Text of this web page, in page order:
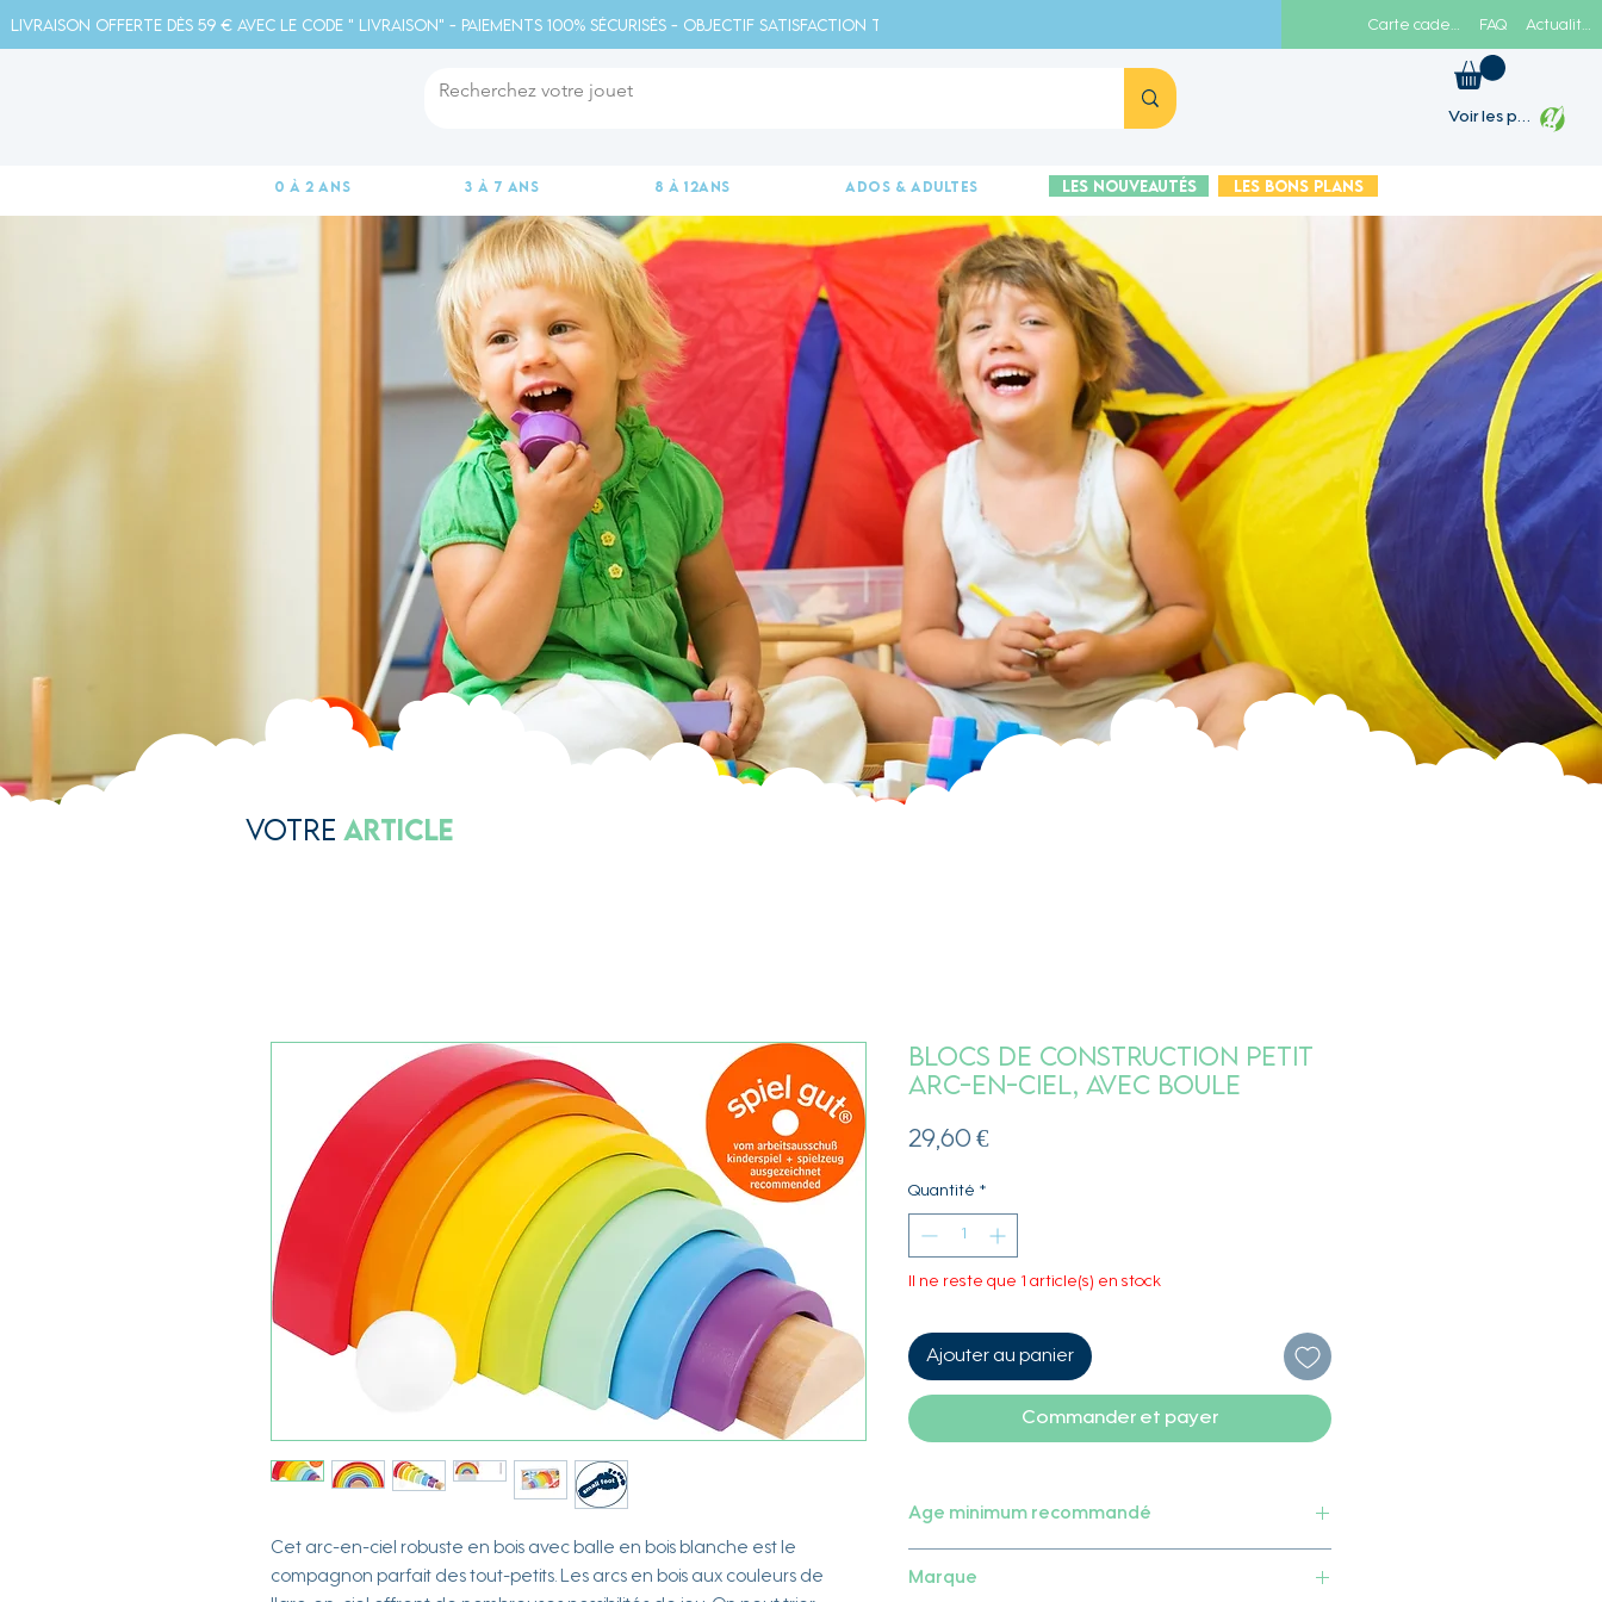
Livraison offerte dès 59 € avec le code " livraison" - Paiements 100% sécurisés - Objectif satisfaction totale - FAQ
Voir les points
0 à 2 ans 3 à 7 ans 8 à 12ans ados & adultes Les Nouveautés Les Bons plans
Votre Article
Cet arc-en-ciel robuste en bois avec balle en bois blanche est le
compagnon parfait des tout-petits. Les arcs en bois aux couleurs de
Blocs de construction petit
arc-en-ciel, avec boule
29,60 €Prix
Quantité *
Il ne reste que 1 article(s) en stock
Ajouter au panier
Commander et payer
Age minimum recommandé
Marque